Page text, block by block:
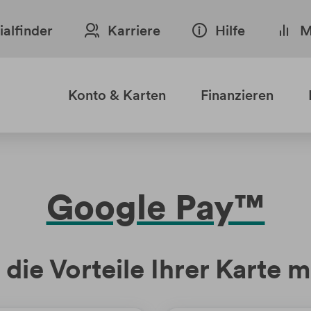
Karriere Hilfe
Konto & Karten Finanzieren
Google Pay™
die Vorteile Ihrer Karte